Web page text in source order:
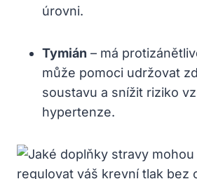
úrovni.
Tymián – má​
může pomoci udržovat⁣
soustavu a snížit riziko
hypertenze.